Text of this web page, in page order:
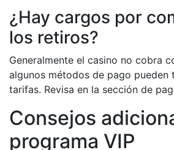
¿Hay cargos por
los retiros?
Generalmente el casino no cobra
algunos métodos de pago pueden
tarifas. Revisa en la sección de
Consejos
programa VIP